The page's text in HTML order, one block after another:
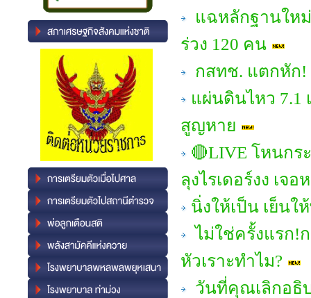
แฉหลักฐานให
ร่วง 120 คน
กสทช. แตกหัก
แผ่นดินไหว 7.1
สูญหาย
🔴LIVE โหนกร
ลุงไรเดอร์งง เจ
นิ่งให้เป็น เย็นใ
ไม่ใช่ครั้งแรก!
หัวเราะทำไม?
วันที่คุณเลิกอธิ